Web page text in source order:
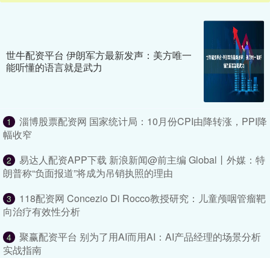
世牛配资平台 伊朗军方最新发声：美方唯一
能听懂的语言就是武力
1
淄博股票配资网 国家统计局：10月份CPI由降转涨，PPI降
幅收窄
2
易达人配资APP下载 新浪新闻@前主编 Global丨外媒：特
朗普称“负面报道”将成为吊销执照的理由
3
118配资网 Concezio Di Rocco教授研究：儿童颅咽管瘤靶
向治疗有效性分析
4
聚赢配资平台 别为了用AI而用AI：AI产品经理的场景分析
实战指南